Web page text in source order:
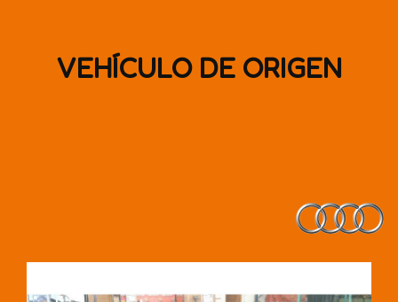
VEHÍCULO DE ORIGEN